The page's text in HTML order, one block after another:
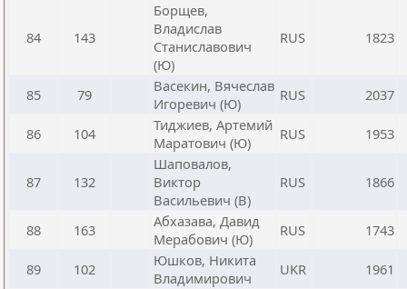
84 143
Борщев,
Владислав
Станиславович
(Ю)
RUS 1823
85 79
Васекин, Вячеслав
Игоревич (Ю)
RUS 2037
86 104
Тиджиев, Артемий
Маратович (Ю)
RUS 1953
87 132
Шаповалов,
Виктор
Васильевич (В)
RUS 1866
88 163
Абхазава, Давид
Мерабович (Ю)
RUS 1743
89 102
Юшков, Никита
Владимирович
UKR 1961